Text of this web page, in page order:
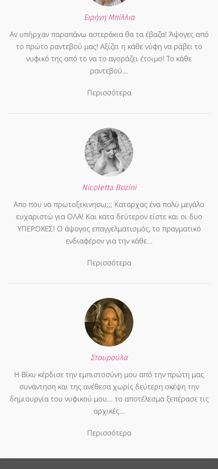
Ειρήνη Μπίλλια
Αν υπήρχαν παραπάνω αστεράκια θα τα έβαζα! Άψογες από
το πρώτο ραντεβού μας! Αξίζει η κάθε νύφη να ράβει το
νυφικό της από το να το αγοράζει έτοιμο! Το κάθε
ραντεβού...
Περισσότερα
Nicoletta Bozini
Απο που να πρωτοξεκινησω;;; Καταρχας ένα πολύ μεγάλο
ευχαριστώ για ΟΛΑ! Και κατα δεύτερον είστε και οι δυο
ΥΠΕΡΟΧΕΣ! Ο άψογος επαγγελματισμός, το πραγματικό
ενδιαφέρον για την κάθε...
Περισσότερα
Σταυρούλα
Η Βίκυ κέρδισε την εμπιστοσύνη μου από την πρώτη μας
συνάντηση και της ανέθεσα χωρίς δεύτερη σκέψη την
δημιουργία του νυφικού μου... το αποτέλεσμα ξεπέρασε τις
αρχικές...
Περισσότερα